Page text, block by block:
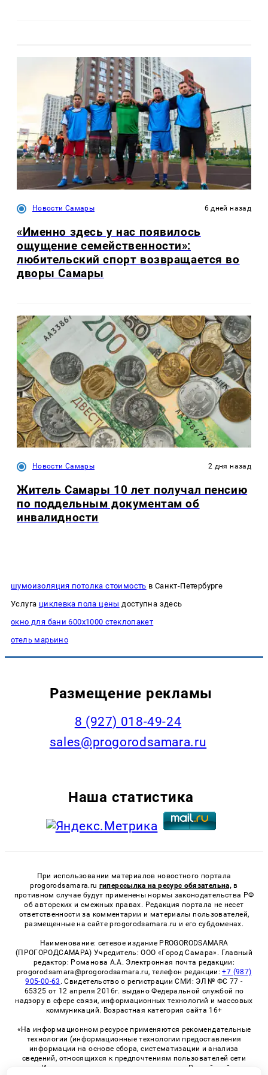
Новости Самары 6 дней назад
«Именно здесь у нас появилось
ощущение семейственности»:
любительский спорт возвращается во
дворы Самары
Новости Самары 2 дня назад
Житель Самары 10 лет получал пенсию
по поддельным документам об
инвалидности
шумоизоляция потолка стоимость в Санкт-Петербурге
Услуга циклевка пола цены доступна здесь
окно для бани 600х1000 стеклопакет
отель марьино
Размещение рекламы
8 (927) 018-49-24
sales@progorodsamara.ru
Наша статистика
При использовании материалов новостного портала
progorodsamara.ru гиперссылка на ресурс обязательна, в
противном случае будут применены нормы законодательства РФ
об авторских и смежных правах. Редакция портала не несет
ответственности за комментарии и материалы пользователей,
размещенные на сайте progorodsamara.ru и его субдоменах.
Наименование: сетевое издание PROGORODSAMARA
(ПРОГОРОДСАМАРА) Учредитель: ООО «Город Самара». Главный
редактор: Романова А.А. Электронная почта редакции:
progorodsamara@progorodsamara.ru, телефон редакции:+7 (987)
905-00-63 . Свидетельство о регистрации СМИ: ЭЛ № ФС 77 -
65325 от 12 апреля 2016г. выдано Федеральной службой по
надзору в сфере связи, информационных технологий и массовых
коммуникаций. Возрастная категория сайта 16+
«На информационном ресурсе применяются рекомендательные
технологии (информационные технологии предоставления
информации на основе сбора, систематизации и анализа
сведений, относящихся к предпочтениям пользователей сети
«Интернет», находящихся на территории Российской